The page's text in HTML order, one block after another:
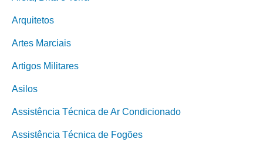
Arquitetos
Artes Marciais
Artigos Militares
Asilos
Assistência Técnica de Ar Condicionado
Assistência Técnica de Fogões